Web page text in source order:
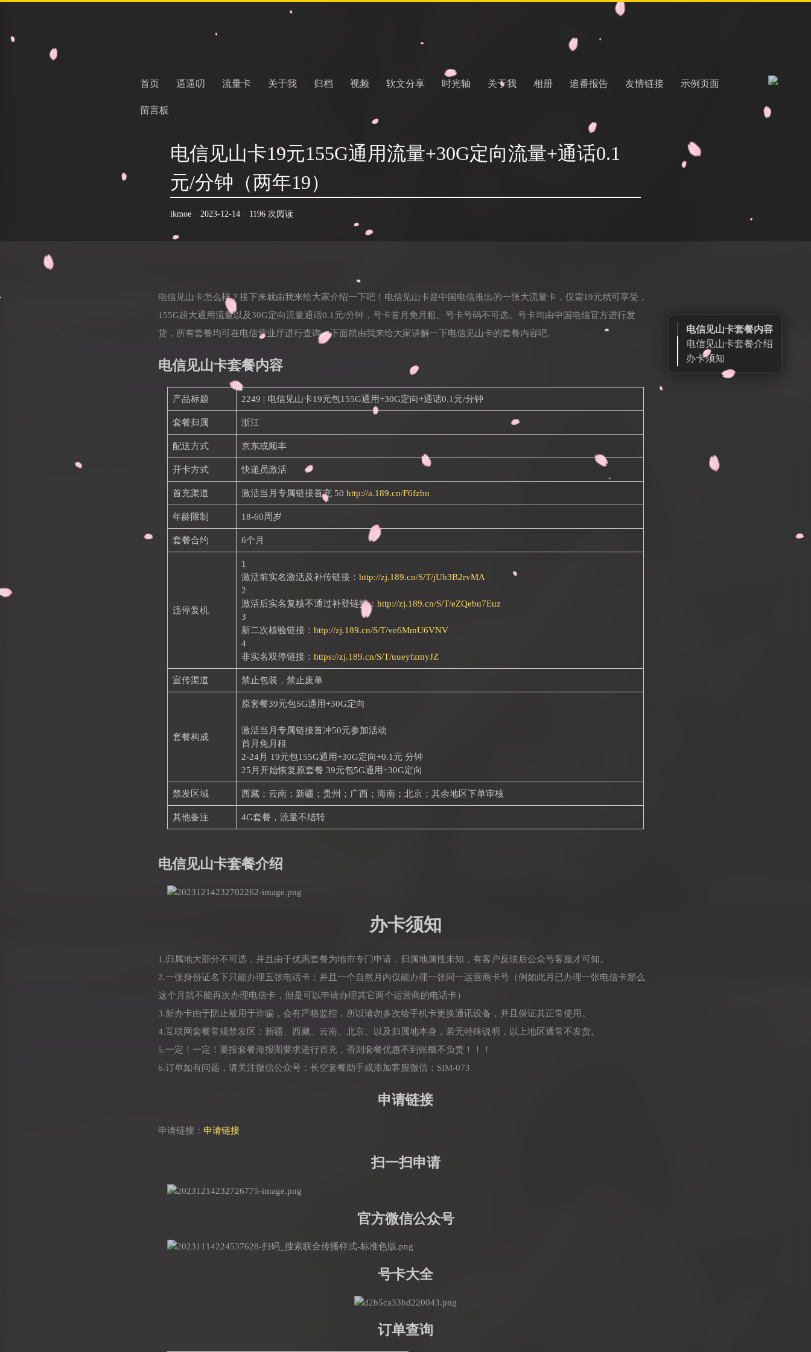
首页 逼逼叨 流量卡 关于我 归档 视频 软文分享 时光轴 关于我 相册 追番报告 友情链接 示例页面
留言板
电信见山卡19元155G通用流量+30G定向流量+通话0.1
元/分钟（两年19）
ikmoe · 2023-12-14 · 1196 次阅读
电信见山卡怎么样？接下来就由我来给大家介绍一下吧！电信见山卡是中国电信推出的一张大流量卡，仅需19元就可享受，
155G超大通用流量以及30G定向流量通话0.1元/分钟，号卡首月免月租。号卡号码不可选。号卡均由中国电信官方进行发
货，所有套餐均可在电信营业厅进行查询。下面就由我来给大家讲解一下电信见山卡的套餐内容吧。
电信见山卡套餐内容
产品标题 2249 | 电信见山卡19元包155G通用+30G定向+通话0.1元/分钟
套餐归属 浙江
配送方式 京东或顺丰
开卡方式 快递员激活
首充渠道 激活当月专属链接首充 50 http://a.189.cn/F6fzbn
年龄限制 18-60周岁
套餐合约 6个月
违停复机
1
激活前实名激活及补传链接： http://zj.189.cn/S/T/jUb3B2rvMA
2
激活后实名复核不通过补登链接： http://zj.189.cn/S/T/eZQebu7Euz
3
新二次核验链接： http://zj.189.cn/S/T/ve6MmU6VNV
4
非实名双停链接： https://zj.189.cn/S/T/uueyfzmyJZ
宣传渠道 禁止包装，禁止废单
套餐构成
原套餐39元包5G通用+30G定向
激活当月专属链接首冲50元参加活动
首月免月租
2-24月 19元包155G通用+30G定向+0.1元 分钟
25月开始恢复原套餐 39元包5G通用+30G定向
禁发区域 西藏；云南；新疆；贵州；广西；海南；北京；其余地区下单审核
其他备注 4G套餐，流量不结转
电信见山卡套餐介绍
办卡须知
1.归属地大部分不可选，并且由于优惠套餐为地市专门申请，归属地属性未知，有客户反馈后公众号客服才可知。
2.一张身份证名下只能办理五张电话卡；并且一个自然月内仅能办理一张同一运营商卡号（例如此月已办理一张电信卡那么
这个月就不能再次办理电信卡，但是可以申请办理其它两个运营商的电话卡）
3.新办卡由于防止被用于诈骗，会有严格监控，所以请勿多次给手机卡更换通讯设备，并且保证其正常使用。
4.互联网套餐常规禁发区：新疆、西藏、云南、北京、以及归属地本身，若无特殊说明，以上地区通常不发货。
5.一定！一定！要按套餐海报图要求进行首充，否则套餐优惠不到账概不负责！！！
6.订单如有问题，请关注微信公众号：长空套餐助手或添加客服微信：SIM-073
申请链接
申请链接： 申请链接
扫一扫申请
官方微信公众号
号卡大全
订单查询
电信见山卡套餐内容
电信见山卡套餐介绍
办卡须知
申请链接